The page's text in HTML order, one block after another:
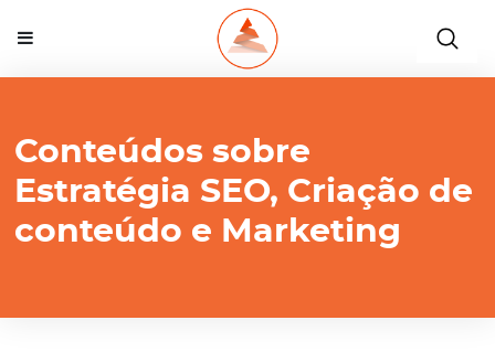
Conteúdos sobre
Estratégia SEO, Criação de
conteúdo e Marketing